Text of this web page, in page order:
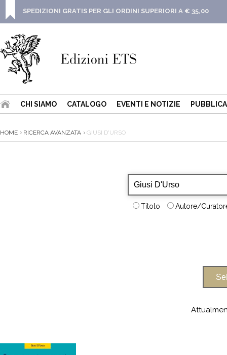
SPEDIZIONI GRATIS PER GLI ORDINI SUPERIORI A € 35,00
CHI SIAMO CATALOGO EVENTI E NOTIZIE
HOME RICERCA AVANZATA GIUSI D'URSO
Titolo Autore/